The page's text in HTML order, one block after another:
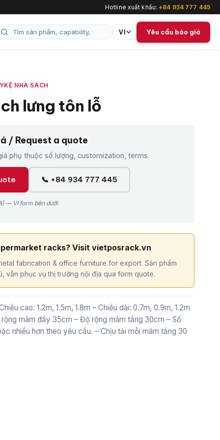
Hotline xuất khẩu:+84 934 777 445
VI Yêu cầu báo giá
KỆ NHÀ SÁCH
lưng tôn lỗ
/ Request a quote
phụ thuộc số lượng, customization, terms.
📞 +84 934 777 445
— VI form bên dưới
racks? Visit vietposrack.vn
fabrication & office furniture for export. Sản phẩm
vẫn phục vụ thị trường nội địa qua form quote.
cao: 1.2m, 1.5m, 1.8m – Chiều dài: 0.7m, 0.9m, 1.2m
mâm đấy 35cm – Độ rộng mâm tầng 30cm – Số
nhiều hơn theo yêu cầu. – Chịu tải mỗi mâm tầng 30